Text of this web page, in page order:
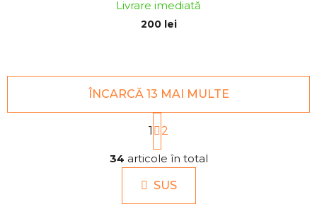
Livrare imediată
200 lei
C
o
n
t
r
ÎNCARCĂ 13 MAI MULTE
P
a
g
i
n
a
1 2
34 articole în total
SUS